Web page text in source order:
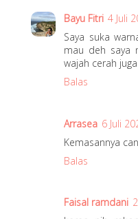
Bayu Fitri 4 Juli
Saya suka
mau deh saya
wajah cerah
Balas
Arrasea 6 Juli
Kemasannya
Balas
Faisal ramdani